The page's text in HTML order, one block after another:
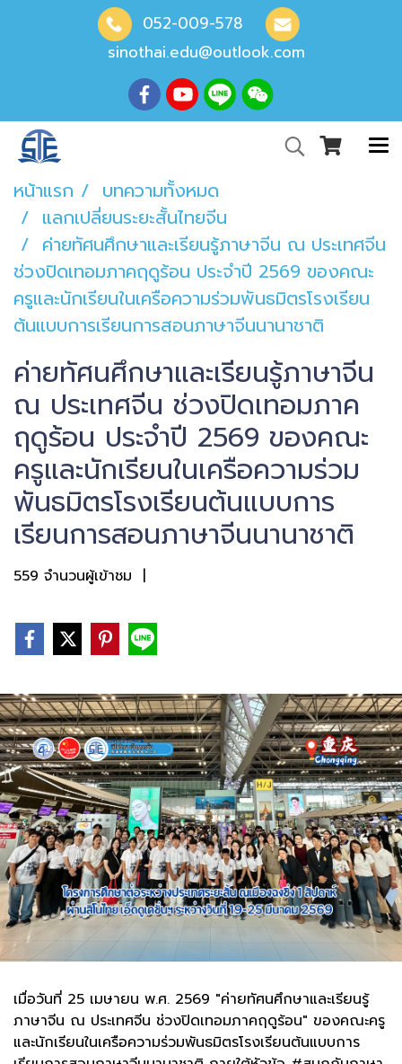
052-009-578
sinothai.edu@outlook.com
หน้าแรก
บทความทั้งหมด
แลกเปลี่ยนระยะสั้นไทยจีน
ค่ายทัศนศึกษาและเรียนรู้ภาษาจีน ณ ประเทศจีน
ช่วงปิดเทอมภาคฤดูร้อน ประจำปี 2569 ของคณะ
ครูและนักเรียนในเครือความร่วมพันธมิตรโรงเรียน
ต้นแบบการเรียนการสอนภาษาจีนนานาชาติ
ค่ายทัศนศึกษาและเรียนรู้ภาษาจีน
ณ ประเทศจีน ช่วงปิดเทอมภาค
ฤดูร้อน ประจำปี 2569 ของคณะ
ครูและนักเรียนในเครือความร่วม
พันธมิตรโรงเรียนต้นแบบการ
เรียนการสอนภาษาจีนนานาชาติ
559 จำนวนผู้เข้าชม |
เมื่อวันที่ 25 เมษายน พ.ศ. 2569 "ค่ายทัศนศึกษาและเรียนรู้
ภาษาจีน ณ ประเทศจีน ช่วงปิดเทอมภาคฤดูร้อน" ของคณะครู
และนักเรียนในเครือความร่วมพันธมิตรโรงเรียนต้นแบบการ